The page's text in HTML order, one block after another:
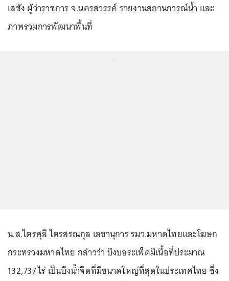
เสชัง ผู้ว่าราชการ จ.นครสวรรค์ รายงานสถานการณ์น้ำ และ
ภาพรวมการพัฒนาพื้นที่
น.ส.ไตรศุลี ไตรสรณกุล เลขานุการ รมว.มหาดไทยและโฆษก
กระทรวงมหาดไทย กล่าวว่า บึงบอระเพ็ดมีเนื้อที่ประมาณ
132,737 ไร่ เป็นบึงน้ำจืดที่มีขนาดใหญ่ที่สุดในประเทศไทย ซึ่ง